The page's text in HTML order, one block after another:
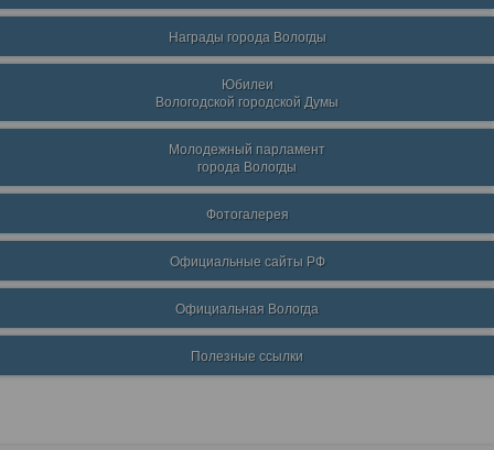
Награды города Вологды
Юбилеи
Вологодской городской Думы
Молодежный парламент
города Вологды
Фотогалерея
Официальные сайты РФ
Официальная Вологда
Полезные ссылки